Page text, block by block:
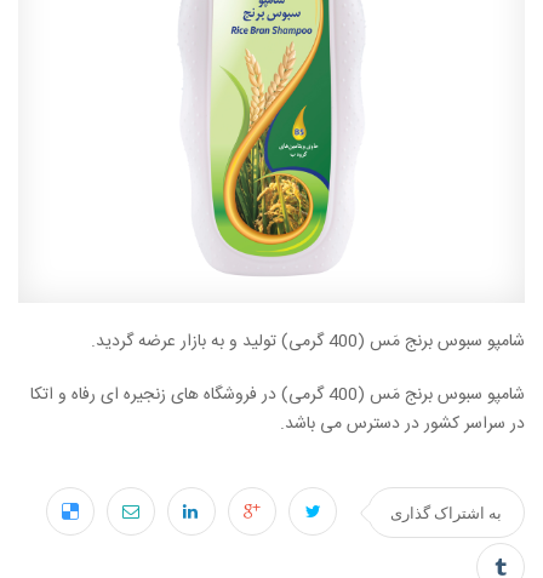
شامپو سبوس برنج مَس (400 گرمی) تولید و به بازار عرضه گردید.
شامپو سبوس برنج مَس (400 گرمی)
در فروشگاه های زنجیره ای رفاه و اتکا
در سراسر کشور در دسترس می باشد.
به اشتراک گذاری